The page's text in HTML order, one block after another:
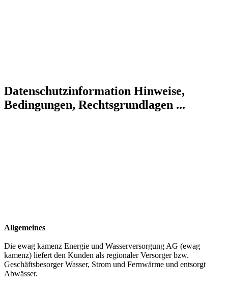
Datenschutzinformation Hinweise,
Bedingungen, Rechtsgrundlagen ...
Allgemeines
Die ewag kamenz Energie und Wasserversorgung AG (ewag
kamenz) liefert den Kunden als regionaler Versorger bzw.
Geschäftsbesorger Wasser, Strom und Fernwärme und entsorgt
Abwässer.